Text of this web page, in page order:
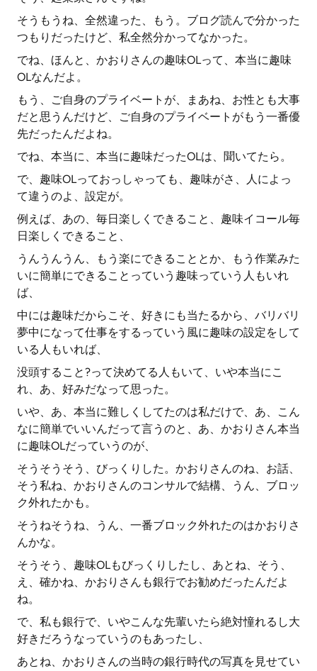
そうもうね、全然違った、もう。ブログ読んで分かった
つもりだったけど、私全然分かってなかった。
でね、ほんと、かおりさんの趣味OLって、本当に趣味
OLなんだよ。
もう、ご自身のプライベートが、まあね、お性とも大事
だと思うんだけど、ご自身のプライベートがもう一番優
先だったんだよね。
でね、本当に、本当に趣味だったOLは、聞いてたら。
で、趣味OLっておっしゃっても、趣味がさ、人によっ
て違うのよ、設定が。
例えば、あの、毎日楽しくできること、趣味イコール毎
日楽しくできること、
うんうんうん、もう楽にできることとか、もう作業みた
いに簡単にできることっていう趣味っていう人もいれ
ば、
中には趣味だからこそ、好きにも当たるから、バリバリ
夢中になって仕事をするっていう風に趣味の設定をして
いる人もいれば、
没頭すること?って決めてる人もいて、いや本当にこ
れ、あ、好みだなって思った。
いや、あ、本当に難しくしてたのは私だけで、あ、こん
なに簡単でいいんだって言うのと、あ、かおりさん本当
に趣味OLだっていうのが、
そうそうそう、びっくりした。かおりさんのね、お話、
そう私ね、かおりさんのコンサルで結構、うん、ブロッ
ク外れたかも。
そうねそうね、うん、一番ブロック外れたのはかおりさ
んかな。
そうそう、趣味OLもびっくりしたし、あとね、そう、
え、確かね、かおりさんも銀行でお勧めだったんだよ
ね。
で、私も銀行で、いやこんな先輩いたら絶対憧れるし大
好きだろうなっていうのもあったし、
あとね、かおりさんの当時の銀行時代の写真を見せてい